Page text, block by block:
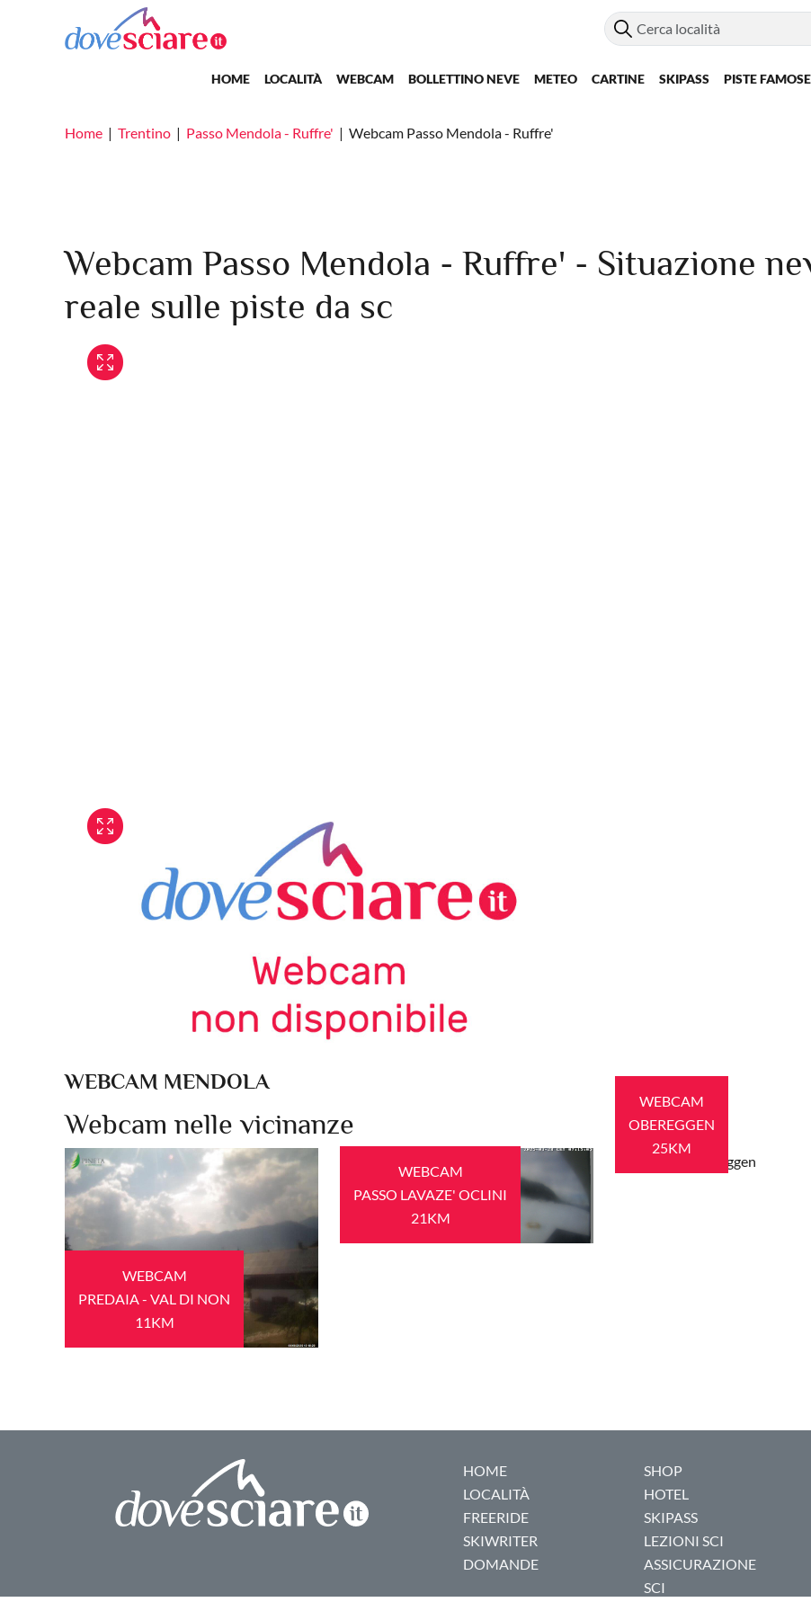
Salta al contenuto principale
Main navigation
HOME LOCALITÀ WEBCAM BOLLETTINO NEVE METEO CARTINE SKIPASS PISTE FAMOSE
Home Trentino Passo Mendola - Ruffre' Webcam Passo Mendola - Ruffre'
Webcam Passo Mendola - Ruffre' - Situazione
reale sulle piste da sc
WEBCAM MENDOLA
Webcam nelle vicinanze
WEBCAM
PREDAIA - VAL DI NON
11KM
WEBCAM
PASSO LAVAZE' OCLINI
21KM
WEBCAM
OBEREGGEN
25KM
HOME
LOCALITÀ
FREERIDE
SKIWRITER
DOMANDE
SHOP
HOTEL
SKIPASS
LEZIONI SCI
ASSICURAZIONE
SCI